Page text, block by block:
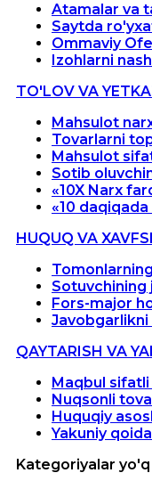
Atamalar va
Saytda
Ommaviy
Izohlarni
TO'LOV VA
Mahsulot
Tovarlarni
Mahsulot
Sotib
«10X Narx
«10
HUQUQ VA
Sotuvchining
Fors-major
Javobgarlikni
QAYTARISH VA
Maqbul
Nuqsonli
Huquqiy
Yakuniy
Kategoriyalar yo'q